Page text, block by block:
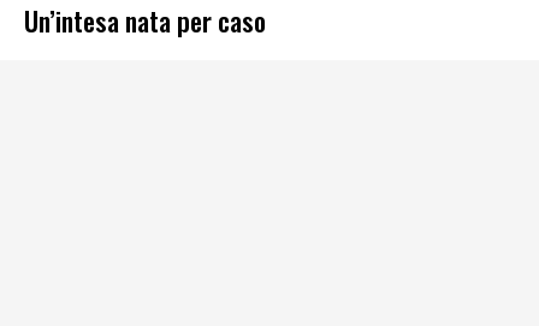
Un’intesa nata per caso